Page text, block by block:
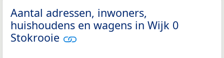
Aantal adressen, inwoners,
huishoudens en wagens in Wijk 0
Stokrooie